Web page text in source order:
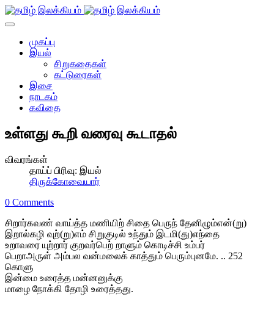
முகப்பு
இயல்
சிறுகதைகள்
கட்டுரைகள்
இசை
நாடகம்
கவிதை
உள்ளது கூறி வரைவு கூடாதல்
விவரங்கள்
தாய்ப் பிரிவு: இயல்
திருக்கோவையார்
0 Comments
சிறார்கவண் வாய்த்த மணியிற் சிதை பெருந் தேனிழும்என்(று)
இறால்கழி வுற்(று)எம் சிறுகுடில் உந்தும் இடமி(து)எந்தை
உறாவரை யுற்றார் குறவர்பெற் றாளும் கொடிச்சி உம்பர்
பெறாஅருள் அம்பல வன்மலைக் காத்தும் பெரும்புனமே. .. 252
கொளு
இன்மை உரைத்த மன்னனுக்கு
மாழை நோக்கி தோழி உரைத்தது.